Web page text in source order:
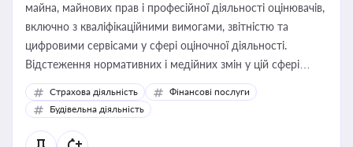
майна, майнових прав і професійної діяльності оцінювачів,
включно з кваліфікаційними вимогами, звітністю та
цифровими сервісами у сфері оціночної діяльності.
Відстеження нормативних і медійних змін у цій сфері
корисне для власника бізнесу, керівника, юриста або
бухгалтера під час оподаткування, приватизації, оренди
державного майна, корпоративних угод і перевірки
статусу суб'єктів оціночної діяльності
Страхова діяльність
Фінансові послуги
Будівельна діяльність